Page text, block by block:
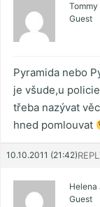
Tommy
Guest
Pyramida nebo
je všude,u
třeba nazývat
hned pomlouvat
10.10.2011 (21:42)
Helena
Guest